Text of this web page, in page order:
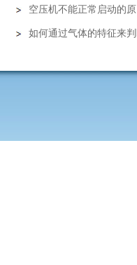
空压机不能正常启动的
如何通过气体的特征来